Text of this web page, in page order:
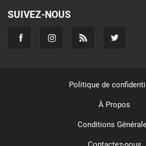
SUIVEZ-NOUS
Politique de
À Propos
Conditions